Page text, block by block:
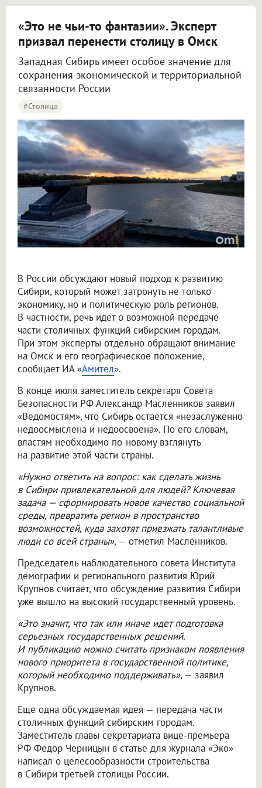
«Это не чьи-то фантазии». Эксперт
призвал перенести столицу в Омск
Западная Сибирь имеет особое значение для
сохранения экономической и территориальной
связанности России
#столица
В России обсуждают новый подход к развитию
Сибири, который может затронуть не только
экономику, но и политическую роль регионов.
В частности, речь идет о возможной передаче
части столичных функций сибирским городам.
При этом эксперты отдельно обращают внимание
на Омск и его географическое положение,
сообщает ИА «Амител».
В конце июля заместитель секретаря Совета
Безопасности РФ Александр Масленников заявил
«Ведомостям», что Сибирь остается «незаслуженно
недоосмыслена и недоосвоена». По его словам,
властям необходимо по-новому взглянуть
на развитие этой части страны.
«Нужно ответить на вопрос: как сделать жизнь
в Сибири привлекательной для людей? Ключевая
задача — сформировать новое качество социальной
среды, превратить регион в пространство
возможностей, куда захотят приезжать талантливые
люди со всей страны», — отметил Масленников.
Председатель наблюдательного совета Института
демографии и регионального развития Юрий
Крупнов считает, что обсуждение развития Сибири
уже вышло на высокий государственный уровень.
«Это значит, что так или иначе идет подготовка
серьезных государственных решений.
И публикацию можно считать признаком появления
нового приоритета в государственной политике,
который необходимо поддерживать», — заявил
Крупнов.
Еще одна обсуждаемая идея — передача части
столичных функций сибирским городам.
Заместитель главы секретариата вице-премьера
РФ Федор Черницын в статье для журнала «Эко»
написал о целесообразности строительства
в Сибири третьей столицы России.